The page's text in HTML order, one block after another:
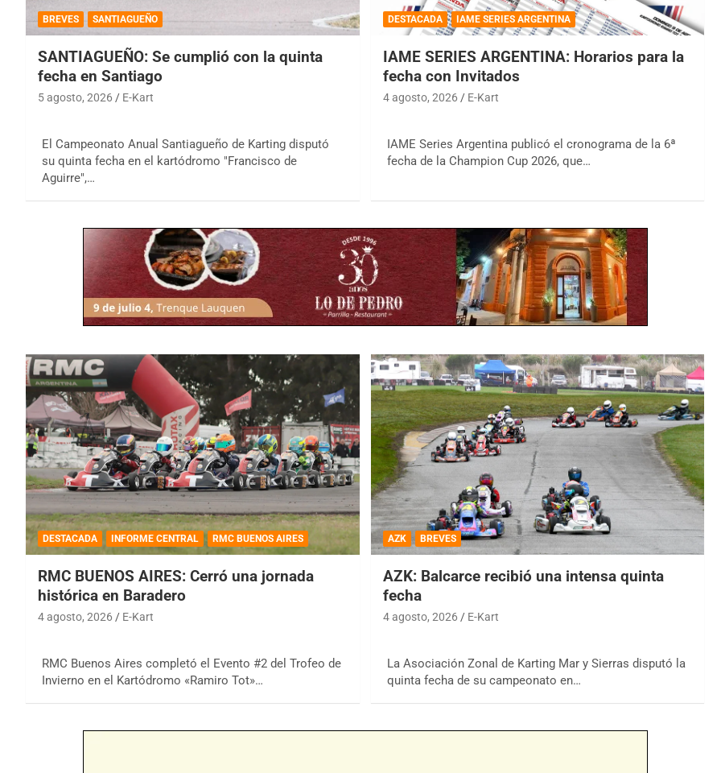
BREVES SANTIAGUEÑO
SANTIAGUEÑO: Se cumplió con la quinta
fecha en Santiago
5 agosto, 2026 E-Kart
El Campeonato Anual Santiagueño de Karting disputó
su quinta fecha en el kartódromo "Francisco de
Aguirre",…
DESTACADA IAME SERIES ARGENTINA
IAME SERIES ARGENTINA: Horarios para la
fecha con Invitados
4 agosto, 2026 E-Kart
IAME Series Argentina publicó el cronograma de la 6ª
fecha de la Champion Cup 2026, que…
DESTACADA INFORME CENTRAL RMC BUENOS AIRES
RMC BUENOS AIRES: Cerró una jornada
histórica en Baradero
4 agosto, 2026 E-Kart
RMC Buenos Aires completó el Evento #2 del Trofeo de
Invierno en el Kartódromo «Ramiro Tot»…
AZK BREVES
AZK: Balcarce recibió una intensa quinta
fecha
4 agosto, 2026 E-Kart
La Asociación Zonal de Karting Mar y Sierras disputó la
quinta fecha de su campeonato en…